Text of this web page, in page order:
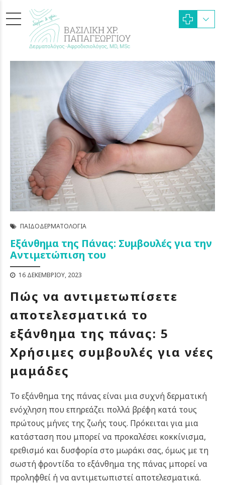
ΠΑΙΔΟΔΕΡΜΑΤΟΛΟΓΊΑ
Εξάνθημα της Πάνας: Συμβουλές για την
Αντιμετώπιση του
16 ΔΕΚΕΜΒΡΊΟΥ, 2023
Πώς να αντιμετωπίσετε
αποτελεσματικά το
εξάνθημα της πάνας: 5
Χρήσιμες συμβουλές για νέες
μαμάδες
Το εξάνθημα της πάνας είναι μια συχνή δερματική
ενόχληση που επηρεάζει πολλά βρέφη κατά τους
πρώτους μήνες της ζωής τους. Πρόκειται για μια
κατάσταση που μπορεί να προκαλέσει κοκκίνισμα,
ερεθισμό και δυσφορία στο μωράκι σας, όμως με τη
σωστή φροντίδα το εξάνθημα της πάνας μπορεί να
προληφθεί ή να αντιμετωπιστεί αποτελεσματικά.